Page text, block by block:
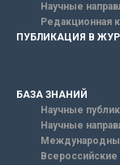
Научные
Редакционная
ПУБЛИКАЦИЯ В
БАЗА ЗНАНИЙ
Научные
Научные